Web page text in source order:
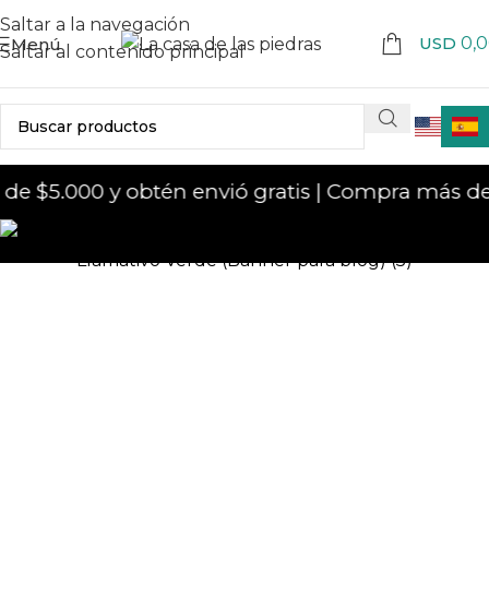
Saltar a la navegación
Saltar al contenido principal
Menú USD
$5.000 y obtén envió gratis | Compra más